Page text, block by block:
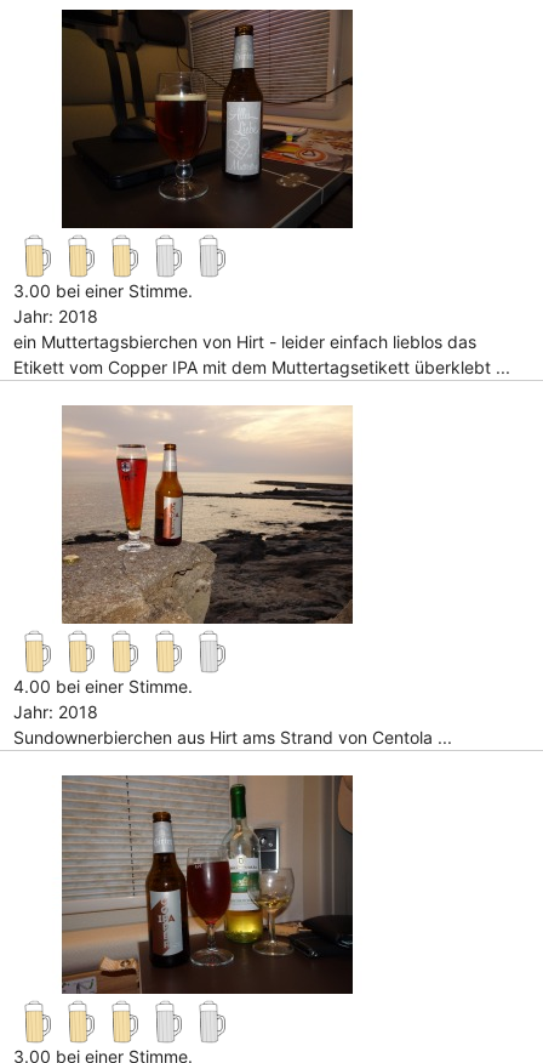
3.00 bei einer Stimme.
Jahr: 2018
ein Muttertagsbierchen von Hirt - leider einfach lieblos das
Etikett vom Copper IPA mit dem Muttertagsetikett überklebt ...
4.00 bei einer Stimme.
Jahr: 2018
Sundownerbierchen aus Hirt ams Strand von Centola ...
3.00 bei einer Stimme.